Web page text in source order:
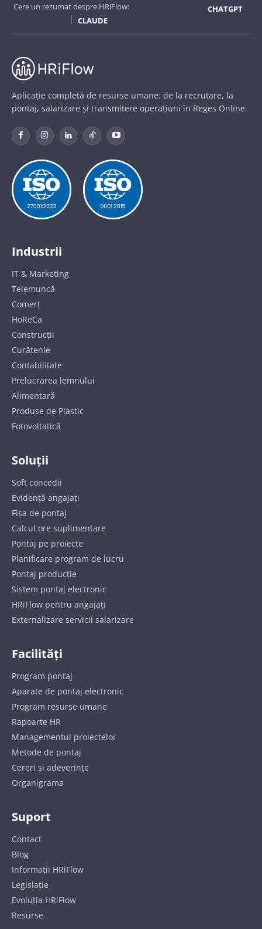
Cere un rezumat despre HRiFlow:
CHATGPT
CLAUDE
Aplicație completă de resurse umane: de la recrutare, la
pontaj, salarizare și transmitere operațiuni în Reges Online.
Industrii
IT & Marketing
Telemuncă
Comerț
HoReCa
Construcții
Curățenie
Contabilitate
Prelucrarea lemnului
Alimentară
Produse de Plastic
Fotovoltatică
Soluții
Soft concedii
Evidență angajați
Fișa de pontaj
Calcul ore suplimentare
Pontaj pe proiecte
Planificare program de lucru
Pontaj producție
Sistem pontaj electronic
HRiFlow pentru angajați
Externalizare servicii salarizare
Facilități
Program pontaj
Aparate de pontaj electronic
Program resurse umane
Rapoarte HR
Managementul proiectelor
Metode de pontaj
Cereri și adeverințe
Organigrama
Suport
Contact
Blog
Informații HRiFlow
Legislație
Evoluția HRiFlow
Resurse